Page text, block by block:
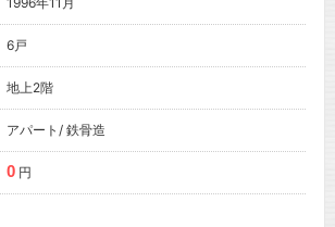
6戸
地上2階
アパート/ 鉄骨造
0 円